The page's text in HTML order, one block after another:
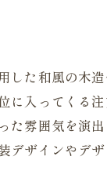
た和風の木
入ってくる
雰囲気を演
ザインやデ